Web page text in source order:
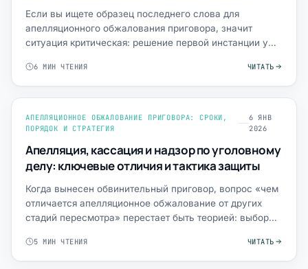
Если вы ищете образец последнего слова для
апелляционного обжалования приговора, значит
ситуация критическая: решение первой инстанции уже
6 МИН ЧТЕНИЯ ЧИТАТЬ
АПЕЛЛЯЦИОННОЕ ОБЖАЛОВАНИЕ ПРИГОВОРА: СРОКИ,
ПОРЯДОК И СТРАТЕГИЯ
6 ЯНВ
2026
Апелляция, кассация и надзор по уголовному
делу: ключевые отличия и тактика защиты
Когда вынесен обвинительный приговор, вопрос «чем
отличается апелляционное обжалование от других
стадий пересмотра» перестает быть теорией: выбор
5 МИН ЧТЕНИЯ ЧИТАТЬ